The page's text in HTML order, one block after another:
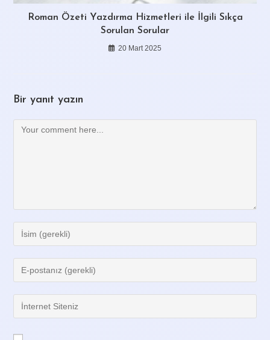
Roman Özeti Yazdırma Hizmetleri ile İlgili Sıkça
Sorulan Sorular
20 Mart 2025
Bir yanıt yazın
Comment
Enter
your
name
comment
Enter
your
email
address
Enter
your